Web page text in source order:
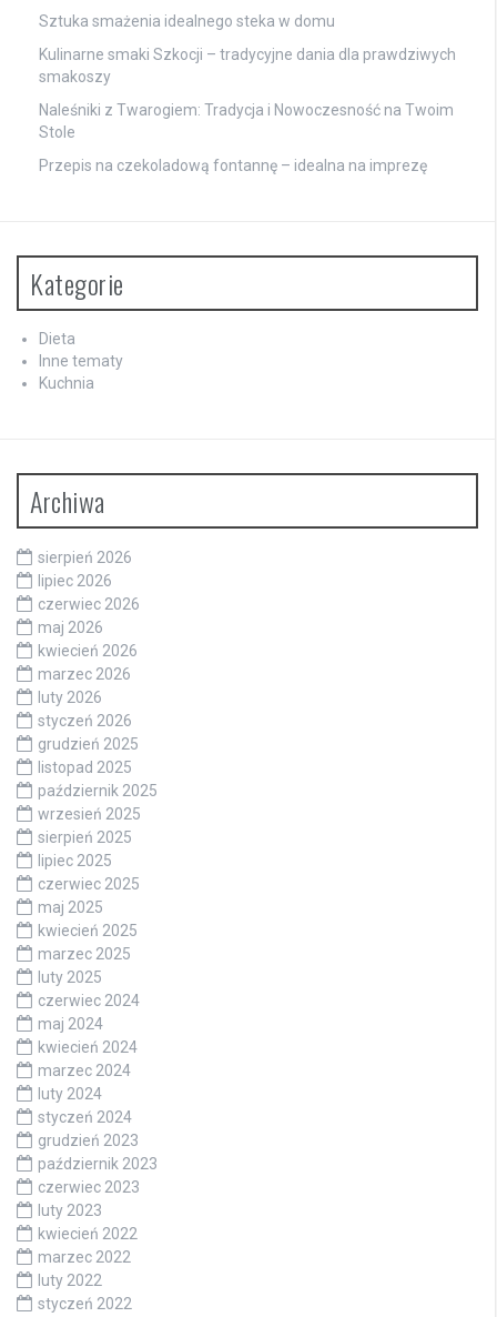
Sztuka smażenia idealnego steka w domu
Kulinarne smaki Szkocji – tradycyjne dania dla prawdziwych
smakoszy
Naleśniki z Twarogiem: Tradycja i Nowoczesność na Twoim
Stole
Przepis na czekoladową fontannę – idealna na imprezę
Kategorie
Dieta
Inne tematy
Kuchnia
Archiwa
sierpień 2026
lipiec 2026
czerwiec 2026
maj 2026
kwiecień 2026
marzec 2026
luty 2026
styczeń 2026
grudzień 2025
listopad 2025
październik 2025
wrzesień 2025
sierpień 2025
lipiec 2025
czerwiec 2025
maj 2025
kwiecień 2025
marzec 2025
luty 2025
czerwiec 2024
maj 2024
kwiecień 2024
marzec 2024
luty 2024
styczeń 2024
grudzień 2023
październik 2023
czerwiec 2023
luty 2023
kwiecień 2022
marzec 2022
luty 2022
styczeń 2022